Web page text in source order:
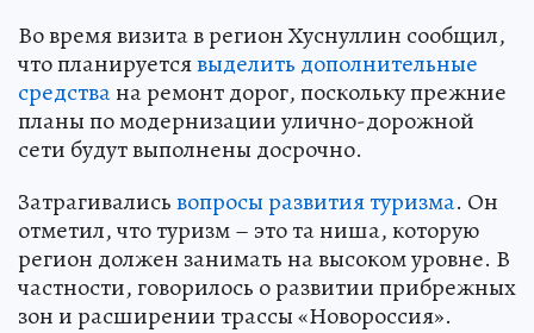
Во время визита в регион Хуснуллин сообщил,
что планируетсявыделить дополнительные
средствана ремонт дорог, поскольку прежние
планы по модернизации улично-дорожной
сети будут выполнены досрочно.
Затрагивалисьвопросы развития туризма. Он
отметил, что туризм – это та ниша, которую
регион должен занимать на высоком уровне. В
частности, говорилось о развитии прибрежных
зон и расширении трассы «Новороссия».